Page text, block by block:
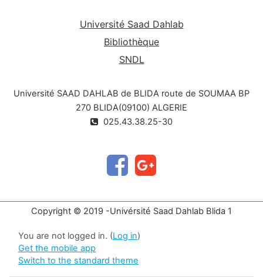
Université Saad Dahlab
Bibliothèque
SNDL
Université SAAD DAHLAB de BLIDA route de SOUMAA BP
270 BLIDA(09100) ALGERIE
025.43.38.25-30
Copyright © 2019 -Univérsité Saad Dahlab Blida 1
You are not logged in. (Log in)
Get the mobile app
Switch to the standard theme